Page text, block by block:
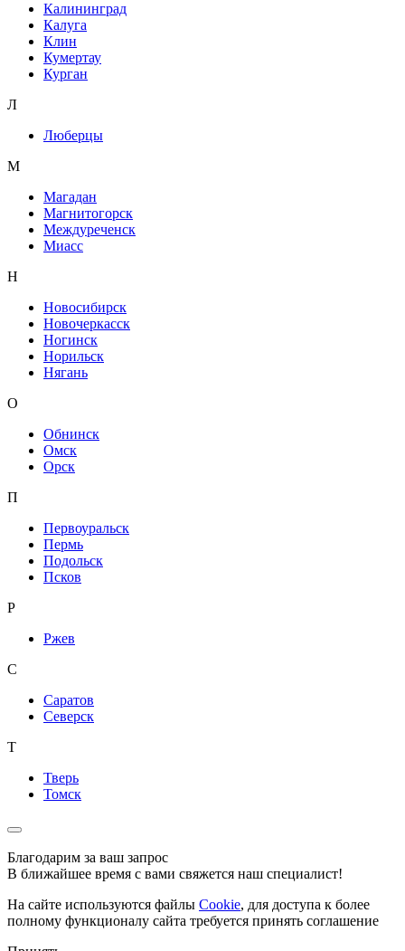
Калининград
Калуга
Клин
Кумертау
Курган
Л
Люберцы
М
Магадан
Магнитогорск
Междуреченск
Миасс
Н
Новосибирск
Новочеркасск
Ногинск
Норильск
Нягань
О
Обнинск
Омск
Орск
П
Первоуральск
Пермь
Подольск
Псков
Р
Ржев
С
Саратов
Северск
Т
Тверь
Томск
Благодарим за ваш запрос
В ближайшее время с вами свяжется наш специалист!
На сайте используются файлы Cookie, для доступа к более
полному функционалу сайта требуется принять соглашение